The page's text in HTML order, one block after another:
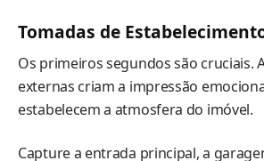
Tomadas de
Os primeiros segundos são cruciais.
externas criam a impressão
estabelecem a atmosfera do imóvel.
Capture a entrada principal, a